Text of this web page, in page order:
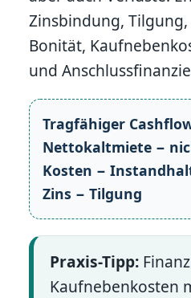
Zinsbindung,
Bonität,
und
Tragfähiger
Nettokaltmiete −
Kosten −
Zins − Tilgung
Praxis-Tipp:
Kaufnebenkosten